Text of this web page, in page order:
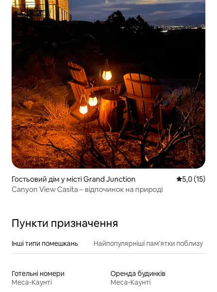
Гостьовий дім у місті Grand Junction Середня
5,0 (15)
Canyon View Casita – відпочинок на природі
Пункти призначення
Інші типи помешкань Найпопулярніші пам’ятки поблизу
Готельні номери
Меса-Каунті
Оренда будинків
Меса-Каунті